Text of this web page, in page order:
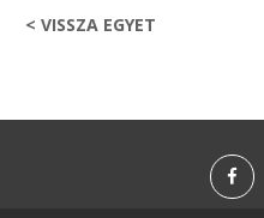
< VISSZA EGYET